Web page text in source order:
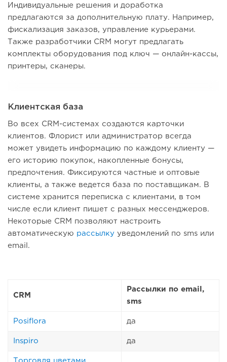
Индивидуальные решения и доработка
предлагаются за дополнительную плату. Например,
фискализация заказов, управление курьерами.
Также разработчики CRM могут предлагать
комплекты оборудования под ключ — онлайн-кассы,
принтеры, сканеры.
Клиентская база
Во всех CRM-системах создаются карточки
клиентов. Флорист или администратор всегда
может увидеть информацию по каждому клиенту —
его историю покупок, накопленные бонусы,
предпочтения. Фиксируются частные и оптовые
клиенты, а также ведется база по поставщикам. В
системе хранится переписка с клиентами, в том
числе если клиент пишет с разных мессенджеров.
Некоторые CRM позволяют настроить
автоматическую рассылку уведомлений по sms или
email.
CRM
Рассылки по email,
sms
Posiflora да
Inspiro да